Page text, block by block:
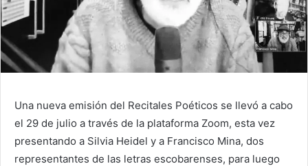
Una nueva emisión del Recitales Poéticos se llevó a cabo
el 29 de julio a través de la plataforma Zoom, esta vez
presentando a Silvia Heidel y a Francisco Mina, dos
representantes de las letras escobarenses, para luego